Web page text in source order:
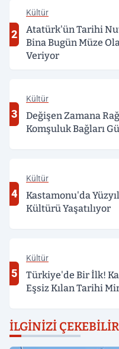
2
Kültür
Atatürk'ün Tarihi
Bina Bugün Müze
Veriyor
3
Kültür
Değişen Zamana
Komşuluk Bağları
4
Kültür
Kastamonu'da
Kültürü Yaşatılıyor
5
Kültür
Türkiye'de Bir İlk!
Eşsiz Kılan Tarihi
İLGINIZI ÇEKEBILIR